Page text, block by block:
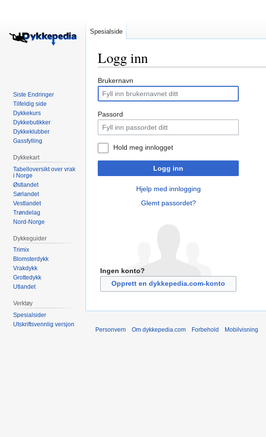
Logg inn
Hopp
navigering
Hopp
søk
Brukernavn
Passord
Hold meg innlogget
Logg inn
Hjelp med innlogging
Glemt passordet?
Ingen konto?
Opprett en dykkepedia.com-konto
Spesialside
Siste Endringer
Tilfeldig side
Dykkekurs
Dykkebutikker
Dykkeklubber
Gassfylling
Dykkekart
Tabelloversikt over vrak
i Norge
Østlandet
Sørlandet
Vestlandet
Trøndelag
Nord-Norge
Dykkeguider
Trimix
Blomsterdykk
Vrakdykk
Grottedykk
Utlandet
Verktøy
Spesialsider
Utskriftsvennlig versjon
Personvern Om dykkepedia.com Forbehold Mobilvisning